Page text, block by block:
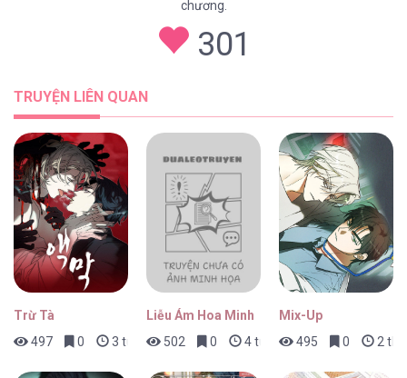
Rung Chuông Đi [...] – Chap 3
Rung Chuông Đi [...] – Chap 2
Rung Chuông Đi [...] – Chap 1
chương.
301
TRUYỆN LIÊN QUAN
Trừ Tà
497
0 3 tuần trước
Liễu Ám Hoa Minh
502
0 4 tuần trước
Mix-Up
495
0 2